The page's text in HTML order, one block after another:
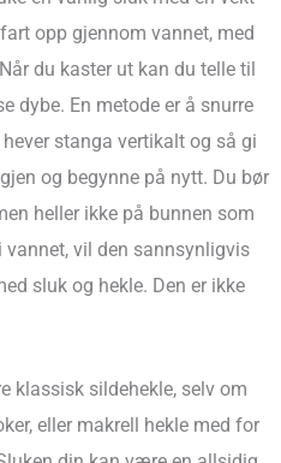
opp gjennom vannet, med
du kaster ut kan du telle til
dybe. En metode er å snurre
stanga vertikalt og så gi
og begynne på nytt. Du bør
heller ikke på bunnen som
vannet, vil den sannsynligvis
sluk og hekle. Den er ikke
klassisk sildehekle, selv om
eller makrell hekle med for